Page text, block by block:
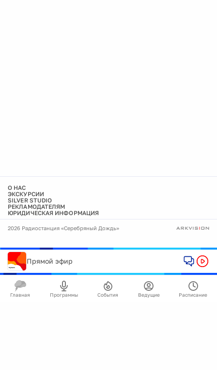
О НАС
ЭКСКУРСИИ
SILVER STUDIO
РЕКЛАМОДАТЕЛЯМ
ЮРИДИЧЕСКАЯ ИНФОРМАЦИЯ
2026 Радиостанция «Серебряный Дождь»
Прямой эфир
Главная Программы События Ведущие Расписание